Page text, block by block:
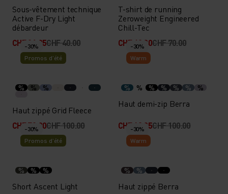
Sous-vêtement technique
Active F-Dry Light
débardeur
CHF 31.95CHF 40.00
T-shirt de running
Zeroweight Engineered
Chill-Tec
CHF 49.00CHF 70.00
-30%
Promos d’été
% % %
Haut zippé Grid Fleece
CHF 70.00CHF 100.00
-30%
Warm
% % % % % % %
Haut demi-zip Berra
CHF 69.95CHF 100.00
-30%
Promos d’été
% % %
Short Ascent Light
-30%
Warm
% %
Haut zippé Berra